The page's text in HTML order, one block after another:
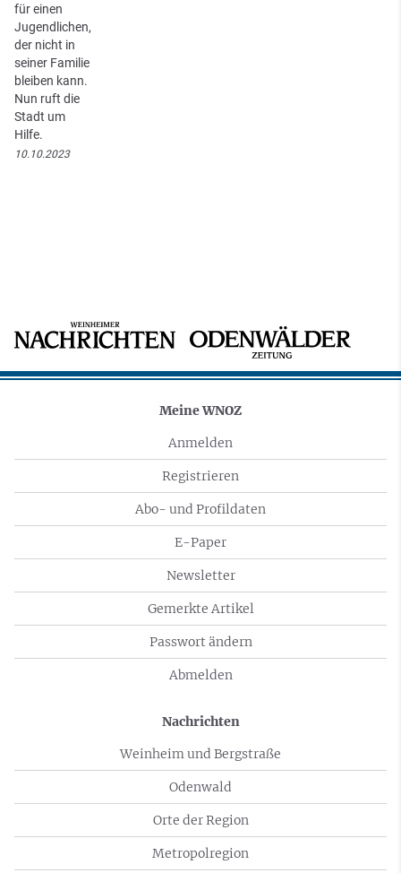
für einen
Jugendlichen,
der nicht in
seiner Familie
bleiben kann.
Nun ruft die
Stadt um
Hilfe.
10.10.2023
Meine WNOZ
Anmelden
Registrieren
Abo- und Profildaten
E-Paper
Newsletter
Gemerkte Artikel
Passwort ändern
Abmelden
Nachrichten
Weinheim und Bergstraße
Odenwald
Orte der Region
Metropolregion